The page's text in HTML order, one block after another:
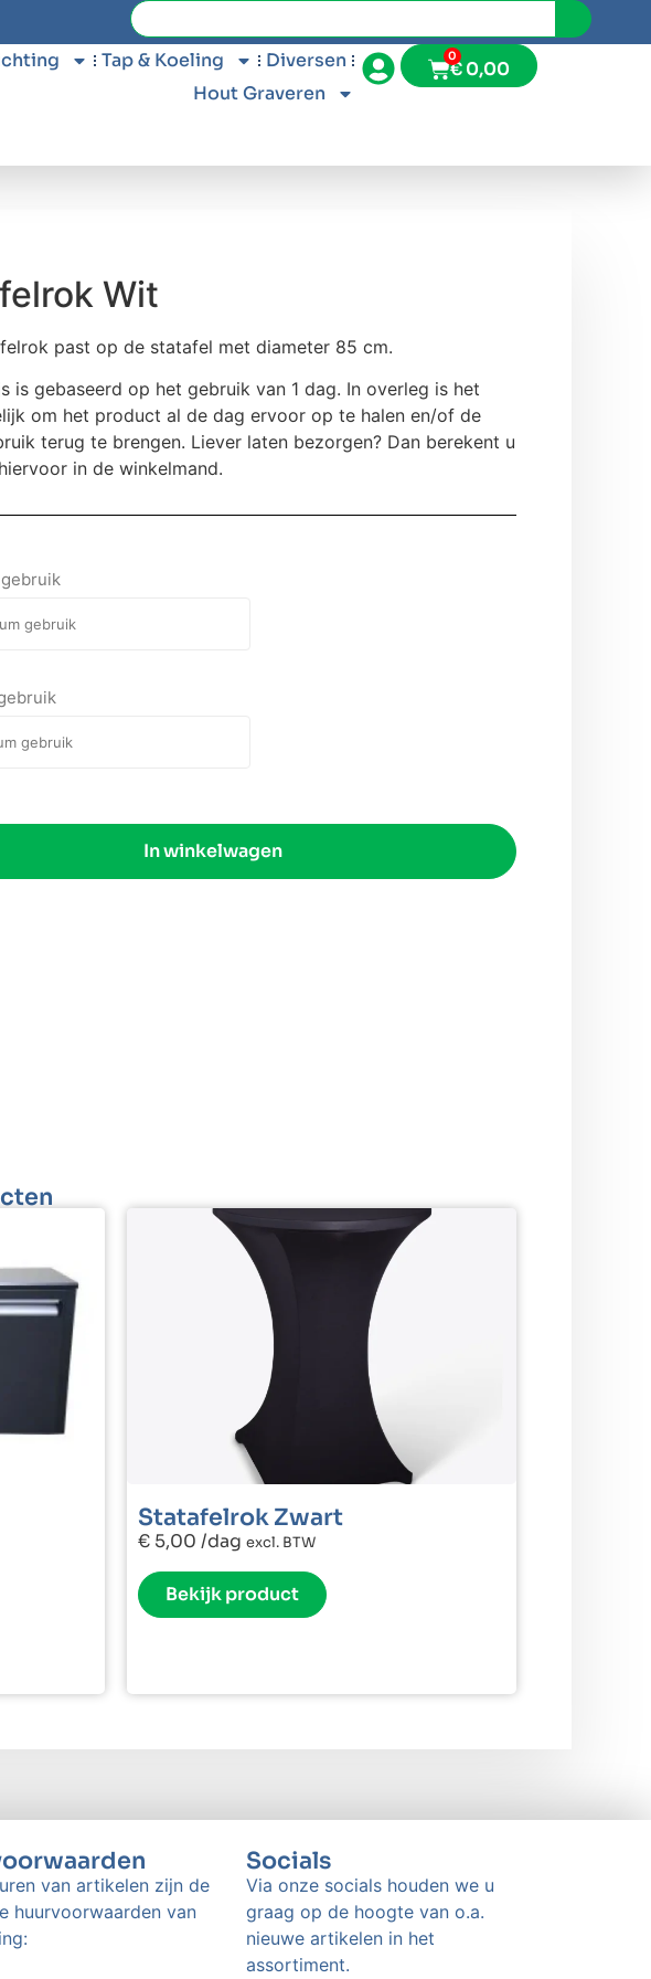
Tap & Koeling
Diversen
Hout Graveren
€0,00
0
Wit
past op de statafel met diameter 85 cm.
is gebaseerd op het gebruik van 1 dag. In overleg is het
om het product al de dag ervoor op te halen en/of de
terug te brengen. Liever laten bezorgen? Dan berekent u
in de winkelmand.
In winkelwagen
Statafelrok Zwart
€5,00 /dag excl. BTW
Bekijk product
van artikelen zijn de
huurvoorwaarden van
Socials
Via onze socials houden we u
graag op de hoogte van o.a.
nieuwe artikelen in het
assortiment.